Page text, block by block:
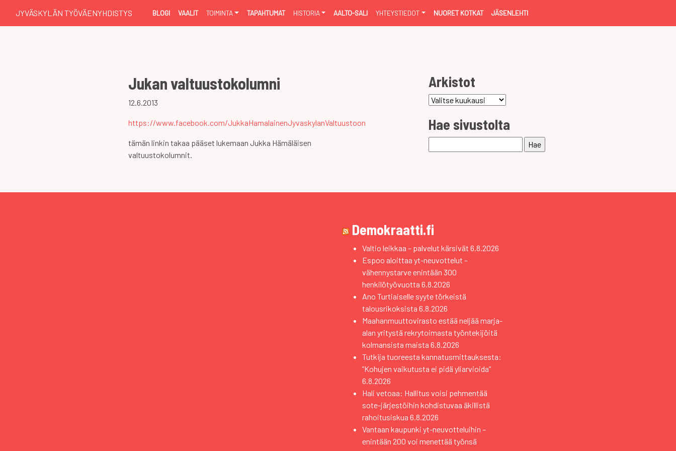
JYVÄSKYLÄN TYÖVÄENYHDISTYS BLOGI VAALIT TOIMINTA TAPAHTUMAT HISTORIA AALTO-SALI YHTEYSTIEDOT NUORET KOTKAT JÄSENLEHTI
Jukan valtuustokolumni
12.6.2013
https://www.facebook.com/JukkaHamalainenJyvaskylanValtuustoon
tämän linkin takaa pääset lukemaan Jukka Hämäläisen
valtuustokolumnit.
Arkistot
Arkistot
Hae sivustolta
Demokraatti.fi
Valtio leikkaa – palvelut kärsivät 6.8.2026
Espoo aloittaa yt-neuvottelut –
vähennystarve enintään 300
henkilötyövuotta 6.8.2026
Ano Turtiaiselle syyte törkeistä
talousrikoksista 6.8.2026
Maahanmuuttovirasto estää neljää marja-
alan yritystä rekrytoimasta työntekijöitä
kolmansista maista 6.8.2026
Tutkija tuoreesta kannatusmittauksesta:
”Kohujen vaikutusta ei pidä yliarvioida”
6.8.2026
Hali vetoaa: Hallitus voisi pehmentää
sote-järjestöihin kohdistuvaa äkillistä
rahoitusiskua 6.8.2026
Vantaan kaupunki yt-neuvotteluihin –
enintään 200 voi menettää työnsä